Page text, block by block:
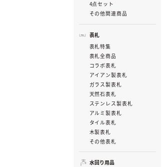
4点セット
その他関連商品
表札
表札特集
表札全商品
コラボ表札
アイアン製表札
ガラス製表札
天然石表札
ステンレス製表札
アルミ製表札
タイル表札
木製表札
その他表札
水回り用品